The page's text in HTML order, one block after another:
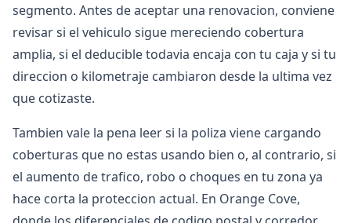
segmento. Antes de aceptar una renovacion, conviene
revisar si el vehiculo sigue mereciendo cobertura
amplia, si el deducible todavia encaja con tu caja y si tu
direccion o kilometraje cambiaron desde la ultima vez
que cotizaste.
Tambien vale la pena leer si la poliza viene cargando
coberturas que no estas usando bien o, al contrario, si
el aumento de trafico, robo o choques en tu zona ya
hace corta la proteccion actual. En Orange Cove,